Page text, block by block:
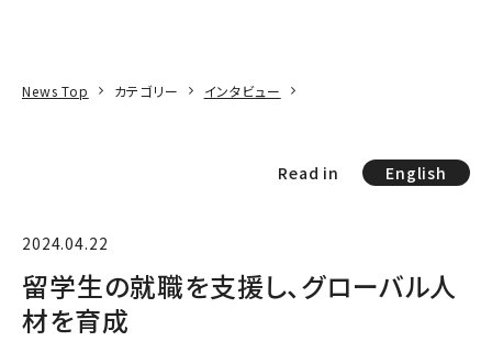
News Top カテゴリー インタビュー
Read in English
2024.04.22
留学生の就職を支援し、グローバル人
材を育成